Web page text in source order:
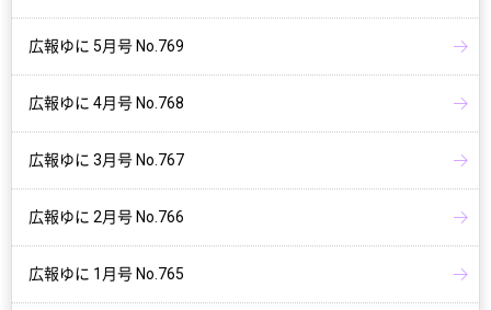
広報ゆに 5月号 No.769
広報ゆに 4月号 No.768
広報ゆに 3月号 No.767
広報ゆに 2月号 No.766
広報ゆに 1月号 No.765